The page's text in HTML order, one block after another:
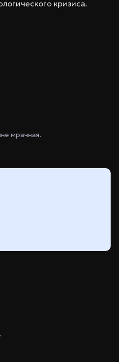
кризиса.
мрачная.